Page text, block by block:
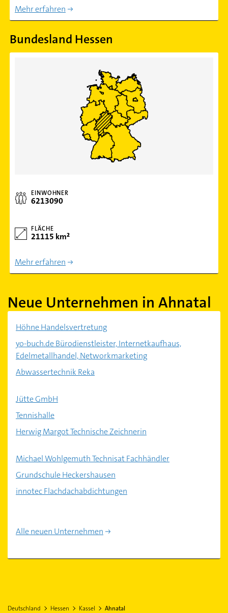
Mehr erfahren
Bundesland Hessen
EINWOHNER
6213090
FLÄCHE
21115 km²
Mehr erfahren
Neue Unternehmen in Ahnatal
Höhne Handelsvertretung
yo-buch.de Bürodienstleister, Internetkaufhaus,
Edelmetallhandel, Networkmarketing
Abwassertechnik Reka
Jütte GmbH
Tennishalle
Herwig Margot Technische Zeichnerin
Michael Wohlgemuth Technisat Fachhändler
Grundschule Heckershausen
innotec Flachdachabdichtungen
Alle neuen Unternehmen
Deutschland Hessen Kassel Ahnatal